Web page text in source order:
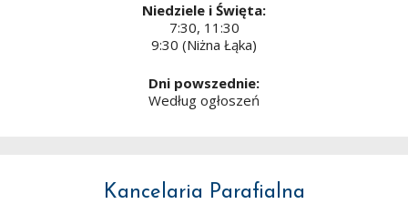
Niedziele i Święta:
7:30, 11:30
9:30 (Niżna Łąka)
Dni powszednie:
Według ogłoszeń
Kancelaria Parafialna